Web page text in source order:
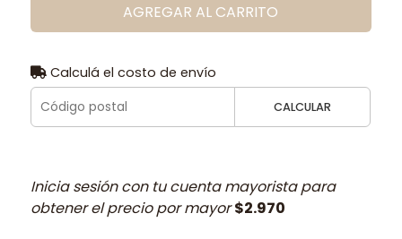
AGREGAR AL CARRITO
Calculá el costo de envío
CALCULAR
Inicia sesión con tu cuenta mayorista para
obtener el precio por mayor$2.970